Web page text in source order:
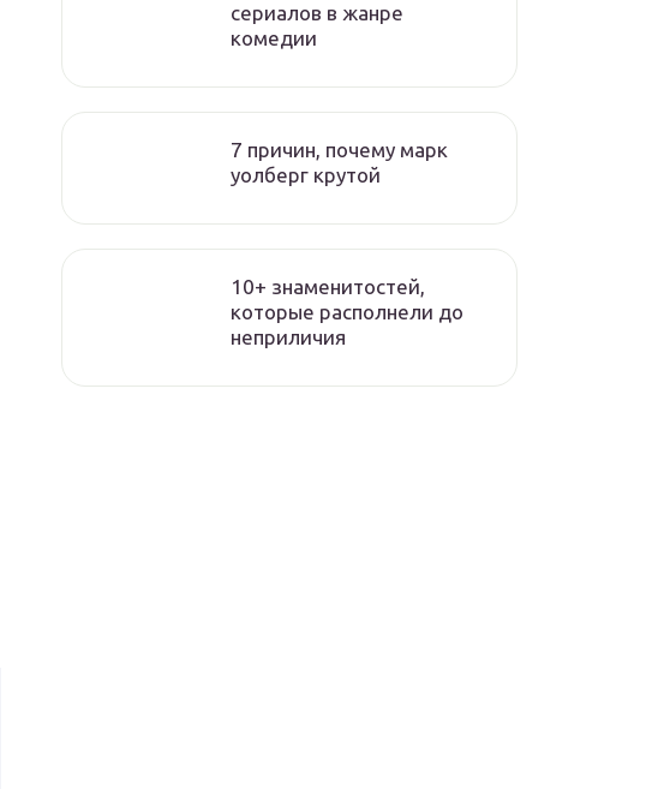
сериалов в жанре
комедии
7 причин, почему марк
уолберг крутой
10+ знаменитостей,
которые располнели до
неприличия